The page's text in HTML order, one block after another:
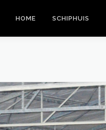
HOME SCHIPHUIS